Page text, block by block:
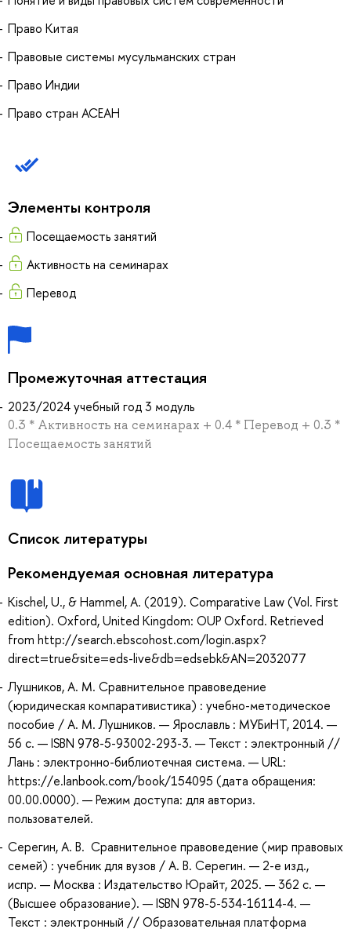
Право Китая
Правовые системы мусульманских стран
Право Индии
Право стран АСЕАН
Элементы контроля
Посещаемость занятий
Активность на семинарах
Перевод
Промежуточная аттестация
2023/2024 учебный год 3 модуль
0.3 * Активность на семинарах + 0.4 * Перевод + 0.3 *
Посещаемость занятий
Список литературы
Рекомендуемая основная литература
Kischel, U., & Hammel, A. (2019). Comparative Law (Vol. First
edition). Oxford, United Kingdom: OUP Oxford. Retrieved
from http://search.ebscohost.com/login.aspx?
direct=true&site=eds-live&db=edsebk&AN=2032077
Лушников, А. М. Сравнительное правоведение
(юридическая компаративистика) : учебно-методическое
пособие / А. М. Лушников. — Ярославль : МУБиНТ, 2014. —
56 с. — ISBN 978-5-93002-293-3. — Текст : электронный //
Лань : электронно-библиотечная система. — URL:
https://e.lanbook.com/book/154095 (дата обращения:
00.00.0000). — Режим доступа: для авториз.
пользователей.
Серегин, А. В. Сравнительное правоведение (мир правовых
семей) : учебник для вузов / А. В. Серегин. — 2-е изд.,
испр. — Москва : Издательство Юрайт, 2025. — 362 с. —
(Высшее образование). — ISBN 978-5-534-16114-4. —
Текст : электронный // Образовательная платформа